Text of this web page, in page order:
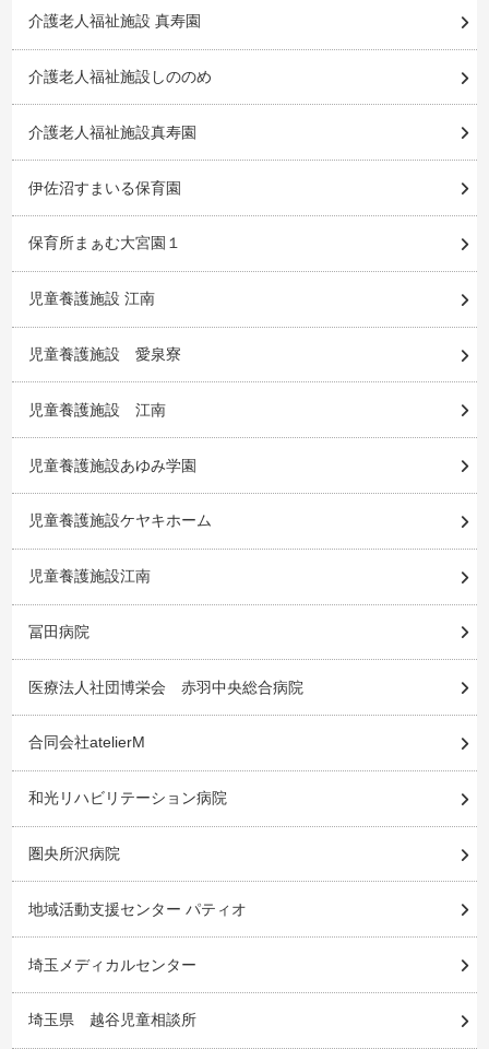
介護老人福祉施設 真寿園
介護老人福祉施設しののめ
介護老人福祉施設真寿園
伊佐沼すまいる保育園
保育所まぁむ大宮園１
児童養護施設 江南
児童養護施設 愛泉寮
児童養護施設 江南
児童養護施設あゆみ学園
児童養護施設ケヤキホーム
児童養護施設江南
冨田病院
医療法人社団博栄会 赤羽中央総合病院
合同会社atelierM
和光リハビリテーション病院
圏央所沢病院
地域活動支援センター パティオ
埼玉メディカルセンター
埼玉県 越谷児童相談所